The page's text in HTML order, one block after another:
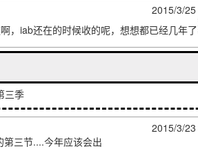
2015/3/
，iab还在的时候收的呢，想想都已经几年了
三季
2015/3/
三节....今年应该会出